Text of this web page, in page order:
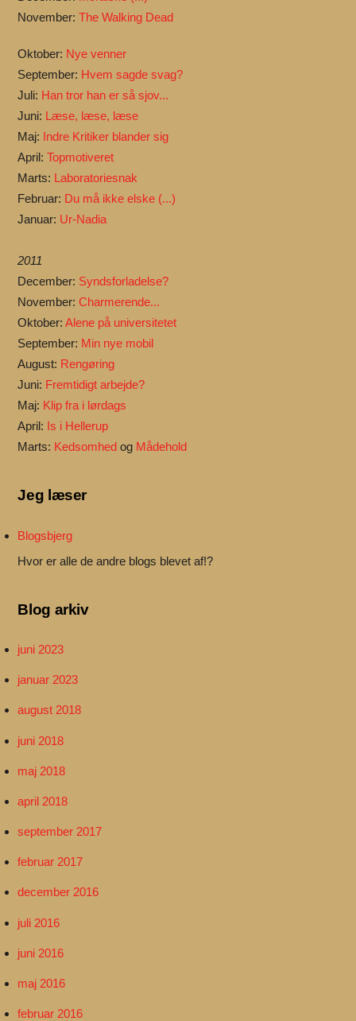
November:The Walking Dead
Oktober: Nye venner
September: Hvem sagde svag?
Juli: Han tror han er så sjov...
Juni: Læse, læse, læse
Maj: Indre Kritiker blander sig
April:Topmotiveret
Marts: Laboratoriesnak
Februar: Du må ikke elske (...)
Januar: Ur-Nadia
2011
December: Syndsforladelse?
November:Charmerende...
Oktober:Alene på universitetet
September: Min nye mobil
August: Rengøring
Juni: Fremtidigt arbejde?
Maj: Klip fra i lørdags
April: Is i Hellerup
Marts: Kedsomhed og Mådehold
Jeg læser
Blogsbjerg
Hvor er alle de andre blogs blevet af!?
Blog arkiv
juni 2023
januar 2023
august 2018
juni 2018
maj 2018
april 2018
september 2017
februar 2017
december 2016
juli 2016
juni 2016
maj 2016
februar 2016